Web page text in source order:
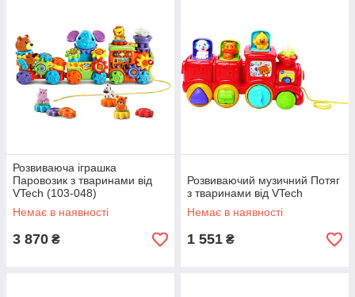
Розвиваюча іграшка
Паровозик з тваринами від
VTech (103-048)
Немає в наявності
3 870 ₴
Розвиваючий музичний Потяг
з тваринами від VTech
Немає в наявності
1 551 ₴